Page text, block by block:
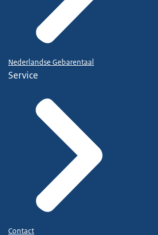
Nederlandse Gebarentaal
Service
Contact